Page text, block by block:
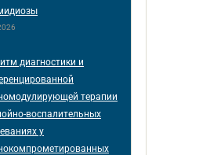
диагностики и
терапии
воспалительных
у